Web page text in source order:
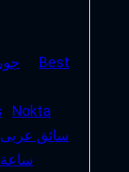
Best
Nokta
سائق عربى
ساعة